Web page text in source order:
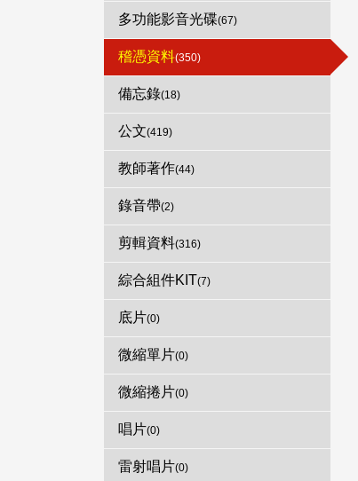
多功能影音光碟(67)
稽憑資料(350)
備忘錄(18)
公文(419)
教師著作(44)
錄音帶(2)
剪輯資料(316)
綜合組件KIT(7)
底片(0)
微縮單片(0)
微縮捲片(0)
唱片(0)
雷射唱片(0)